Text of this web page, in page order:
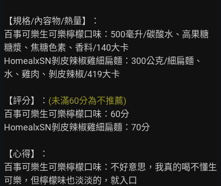
【規格/內容物/熱量】：
百事可樂生可樂檸檬口味：500毫升/碳酸水、高果糖
糖漿、焦糖色素、香料/140大卡
HomealxSN剝皮辣椒雞細扁麵：300公克/細扁麵、
水、雞肉、剝皮辣椒/419大卡
【評分】： (未滿60分為不推薦)
百事可樂生可樂檸檬口味：60分
HomealxSN剝皮辣椒雞細扁麵：70分
【心得】：
百事可樂生可樂檸檬口味：不好意思，我真的喝不懂生
可樂，但檸檬味也淡淡的，就入口